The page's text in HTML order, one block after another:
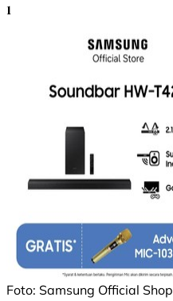
1
Foto: Samsung Official Shop